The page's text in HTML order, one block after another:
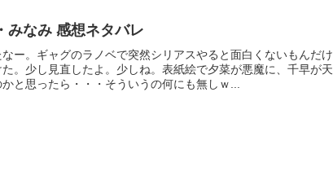
みなみ 感想ネタバレ
ー。ギャグのラノベで突然シリアスやると面白くないもんだけ
。少し見直したよ。少しね。表紙絵で夕菜が悪魔に、千早が天
と思ったら・・・そういうの何にも無しｗ...